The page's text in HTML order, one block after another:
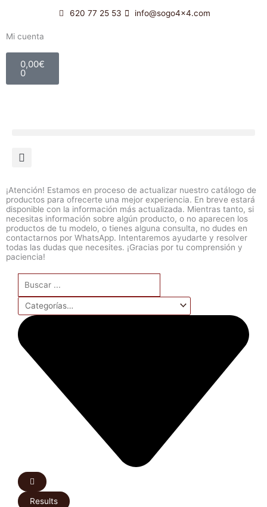
contenido
620 77 25 53 info@sogo4x4.com
Mi cuenta
0,00€
0
Carrito
¡Atención! Estamos en proceso de actualizar nuestro catálogo de
productos para ofrecerte una mejor experiencia. En breve estará
disponible con la información más actualizada. Mientras tanto, si
necesitas información sobre algún producto, o no aparecen los
productos de tu modelo, o tienes alguna consulta, no dudes en
contactarnos por WhatsApp. Intentaremos ayudarte y resolver
todas las dudas que necesites. ¡Gracias por tu comprensión y
paciencia!
Search
...
Results